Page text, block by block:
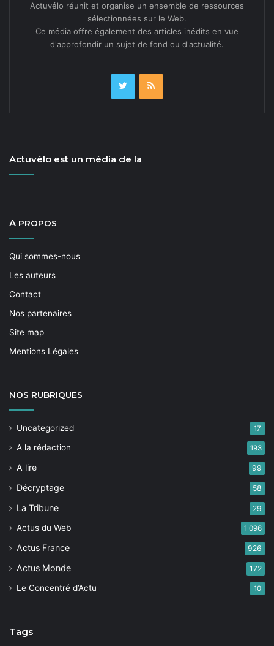
Actuvélo réunit et organise un ensemble de ressources
sélectionnées sur le Web.
Ce média offre également des articles inédits en vue
d'approfondir un sujet de fond ou d'actualité.
Actuvélo est un média de la
A PROPOS
Qui sommes-nous
Les auteurs
Contact
Nos partenaires
Site map
Mentions Légales
NOS RUBRIQUES
Uncategorized 17
A la rédaction 193
A lire 99
Décryptage 58
La Tribune 29
Actus du Web 1 096
Actus France 926
Actus Monde 172
Le Concentré d’Actu 10
Tags